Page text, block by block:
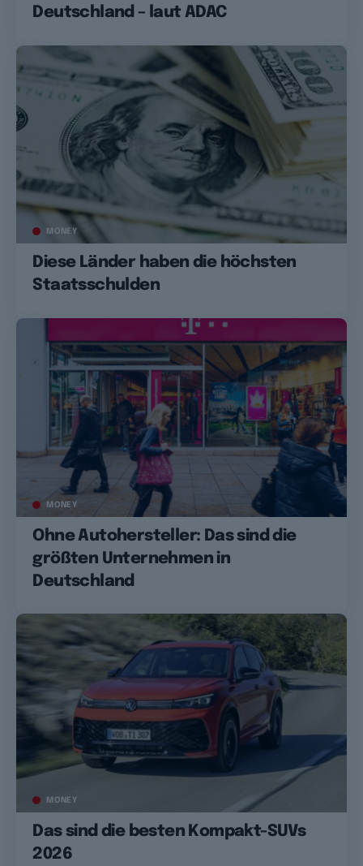
Deutschland – laut ADAC
MONEY
Diese Länder haben die höchsten
Staatsschulden
MONEY
Ohne Autohersteller: Das sind die
größten Unternehmen in
Deutschland
MONEY
Das sind die besten Kompakt-SUVs
2026